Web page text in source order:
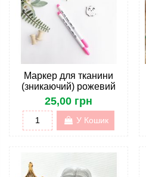
Маркер для тканини
(зникаючий) рожевий
25,00 грн
У Кошик